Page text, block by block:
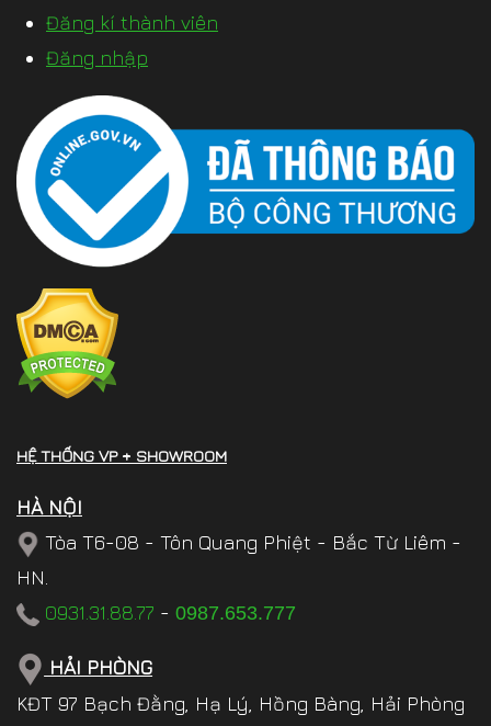
Đăng kí thành viên
Đăng nhập
HỆ THỐNG VP + SHOWROOM
HÀ NỘI
Tòa T6-08 - Tôn Quang Phiệt - Bắc Từ Liêm -
HN.
0931.31.88.77 - 0987.653.777
HẢI PHÒNG
KĐT 97 Bạch Đằng, Hạ Lý, Hồng Bàng, Hải Phòng